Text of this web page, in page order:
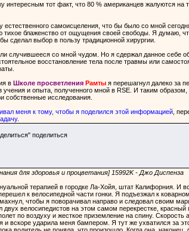
тот факт, что 80 % американцев жалуются на
самоисцеления, что бы было со мной
блаженство от ощущения своей свободы. Я думаю,
сделал выбор в пользу традиционной хирургии.
случившееся со мной чудом. Но я сдержал данное себе
восстановление тела после травмы или
в Школе просветления Рамтыя перешагнул далеко за
и опыта, полученного мной в RSE. И таким
собственные исследования.
меня к тому, чтобы я поделился этой информацией,
.
поделиться
для здоровья и процветания] 15992K - Джо Диспенза
терапией в городке Ла-Хойя, штат Калифорния.
к велосипедной части гонки. Я подъезжал к
чтобы я поворачивал направо и следовал своим
двух велосипедистов на этом самом перекрестке,
по воздуху и жесткое приземление на спину.
вскоре ударила меня бампером. Я тут же ухватился за